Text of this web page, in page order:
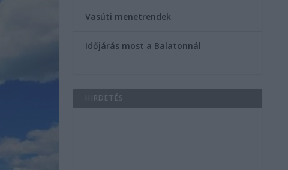
Vasúti menetrendek
Időjárás most a Balatonnál
HIRDETÉS